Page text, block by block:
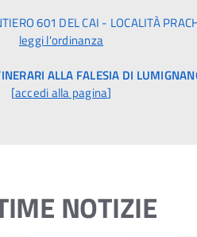
601 DEL CAI - LOCALITÀ
leggi l'ordinanza
ALLA FALESIA DI
[accedi alla pagina]
NOTIZIE